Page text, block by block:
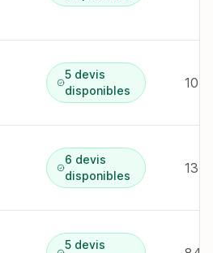
5 devis
disponibles
10 r
6 devis
disponibles
13 r
5 devis